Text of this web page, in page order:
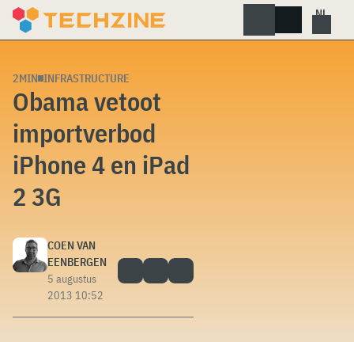
Skip
2MIN INFRASTRUCTURE
Obama vetoot
importverbod
iPhone 4 en iPad
2 3G
COEN VAN
EENBERGEN
5 augustus
2013 10:52